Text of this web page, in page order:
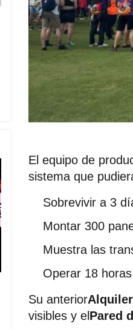
El equipo de
sistema que
Sobrevivir a 3
Montar 300
Muestra las
Operar 18
Su anterior
visibles y elPared